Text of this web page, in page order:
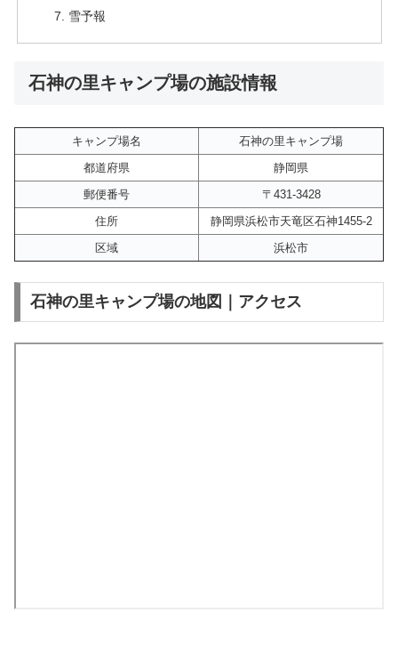
雪予報
石神の里キャンプ場の施設情報
キャンプ場名
石神の里キャンプ場
都道府県
静岡県
郵便番号
〒431-3428
住所
静岡県浜松市天竜区石神1455-2
区域
浜松市
石神の里キャンプ場の地図｜アクセス